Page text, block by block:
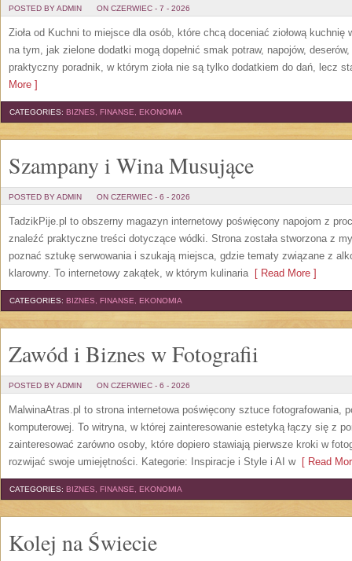
POSTED BY ADMIN ON CZERWIEC - 7 - 2026
Zioła od Kuchni to miejsce dla osób, które chcą doceniać ziołową
na tym, jak zielone dodatki mogą dopełnić smak potraw, napojów,
praktyczny poradnik, w którym zioła nie są tylko dodatkiem do dań, lecz
More ]
CATEGORIES: BIZNES, FINANSE, EKONOMIA
Szampany i Wina Musujące
POSTED BY ADMIN ON CZERWIEC - 6 - 2026
TadzikPije.pl to obszerny magazyn internetowy poświęcony napojom z
znaleźć praktyczne treści dotyczące wódki. Strona została stworzona z
poznać sztukę serwowania i szukają miejsca, gdzie tematy związane z
klarowny. To internetowy zakątek, w którym kulinaria[ Read More ]
CATEGORIES: BIZNES, FINANSE, EKONOMIA
Zawód i Biznes w Fotografii
POSTED BY ADMIN ON CZERWIEC - 6 - 2026
MalwinaAtras.pl to strona internetowa poświęcony sztuce fotografowania,
komputerowej. To witryna, w której zainteresowanie estetyką łączy się z
zainteresować zarówno osoby, które dopiero stawiają pierwsze kroki w
rozwijać swoje umiejętności. Kategorie: Inspiracje i Style i AI w[ Read
CATEGORIES: BIZNES, FINANSE, EKONOMIA
Kolej na Świecie